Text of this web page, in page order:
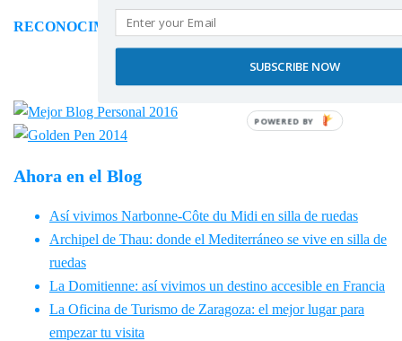
RECONOCIMIENTOS
Ahora en el Blog
Así vivimos Narbonne-Côte du Midi en silla de ruedas
Archipel de Thau: donde el Mediterráneo se vive en silla de
ruedas
La Domitienne: así vivimos un destino accesible en Francia
La Oficina de Turismo de Zaragoza: el mejor lugar para
empezar tu visita
SUBSCRIBE NOW
POWERED BY